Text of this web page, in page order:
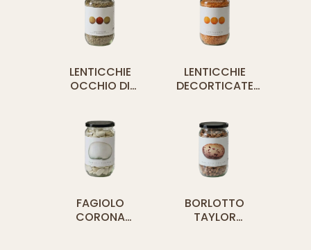
LENTICCHIE
OCCHIO DI
LENTICCHIE
DECORTICATE
FAGIOLO
CORONA
BORLOTTO
TAYLOR